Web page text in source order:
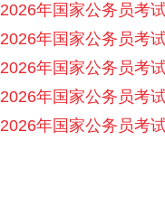
2026年国家公务员考
2026年国家公务员考
2026年国家公务员考
2026年国家公务员考
2026年国家公务员考